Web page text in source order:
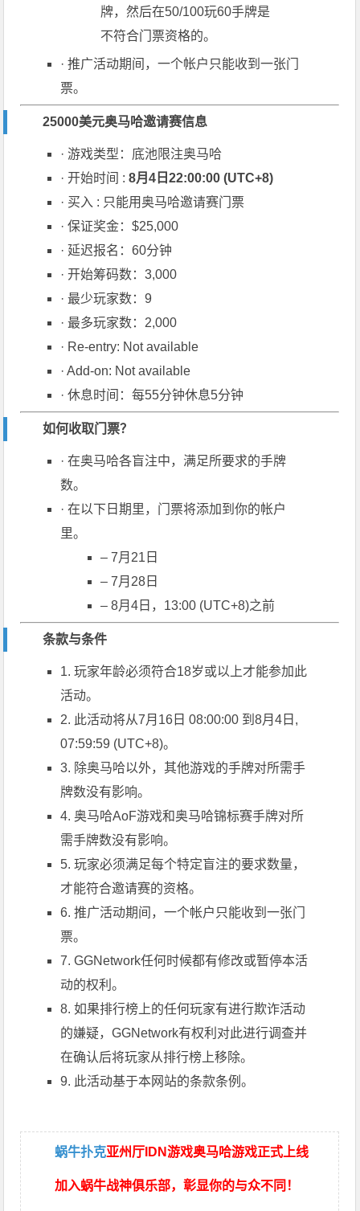
牌，然后在50/100玩60手牌是
不符合门票资格的。
· 推广活动期间，一个帐户只能收到一张门
票。
25000美元奥马哈邀请赛信息
· 游戏类型：底池限注奥马哈
· 开始时间 :8月4日22:00:00 (UTC+8)
· 买入 : 只能用奥马哈邀请赛门票
· 保证奖金：$25,000
· 延迟报名：60分钟
· 开始筹码数：3,000
· 最少玩家数：9
· 最多玩家数：2,000
· Re-entry: Not available
· Add-on: Not available
· 休息时间：每55分钟休息5分钟
如何收取门票？
· 在奥马哈各盲注中，满足所要求的手牌
数。
· 在以下日期里，门票将添加到你的帐户
里。
– 7月21日
– 7月28日
– 8月4日，13:00 (UTC+8)之前
条款与条件
1. 玩家年龄必须符合18岁或以上才能参加此
活动。
2. 此活动将从7月16日 08:00:00 到8月4日,
07:59:59 (UTC+8)。
3. 除奥马哈以外，其他游戏的手牌对所需手
牌数没有影响。
4. 奥马哈AoF游戏和奥马哈锦标赛手牌对所
需手牌数没有影响。
5. 玩家必须满足每个特定盲注的要求数量，
才能符合邀请赛的资格。
6. 推广活动期间，一个帐户只能收到一张门
票。
7. GGNetwork任何时候都有修改或暂停本活
动的权利。
8. 如果排行榜上的任何玩家有进行欺诈活动
的嫌疑，GGNetwork有权利对此进行调查并
在确认后将玩家从排行榜上移除。
9. 此活动基于本网站的条款条例。
蜗牛扑克亚州厅IDN游戏奥马哈游戏正式上线
加入蜗牛战神俱乐部，彰显你的与众不同！